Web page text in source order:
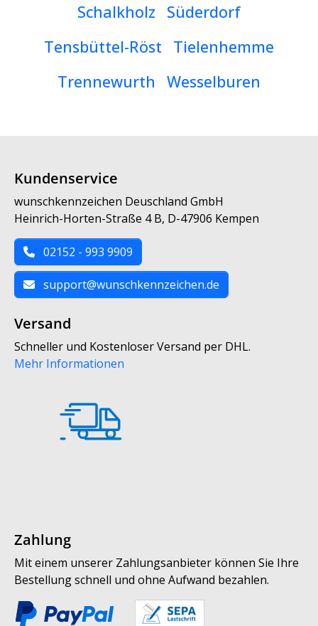
Schalkholz
Süderdorf
Tensbüttel-Röst
Tielenhemme
Trennewurth
Wesselburen
Kundenservice
wunschkennzeichen Deuschland GmbH
Heinrich-Horten-Straße 4 B, D-47906 Kempen
02152 - 993 9909
support@wunschkennzeichen.de
Versand
Schneller und Kostenloser Versand per DHL.
Mehr Informationen
Zahlung
Mit einem unserer Zahlungsanbieter können Sie Ihre
Bestellung schnell und ohne Aufwand bezahlen.